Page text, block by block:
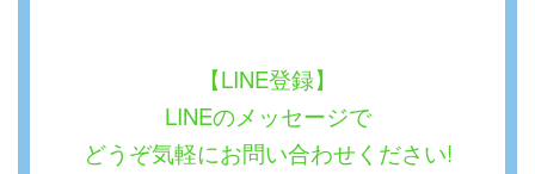
【LINE登録】
LINEのメッセージで
どうぞ気軽にお問い合わせください!